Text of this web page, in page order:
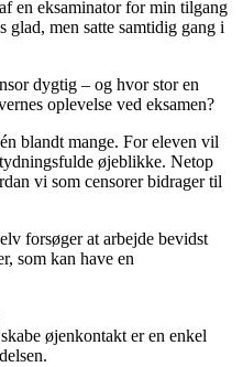
en eksaminator for min tilgang
men satte samtidig gang i
dygtig – og hvor stor en
oplevelse ved eksamen?
blandt mange. For eleven vil
øjeblikke. Netop
vi som censorer bidrager til
forsøger at arbejde bevidst
som kan have en
øjenkontakt er en enkel